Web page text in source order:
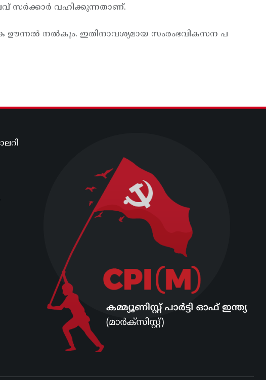
സര്‍ക്കാര്‍ വഹിക്കുന്നതാണ്.
ഊന്നല്‍ നല്‍കും. ഇതിനാവശ്യമായ സംരംഭവികസന പ